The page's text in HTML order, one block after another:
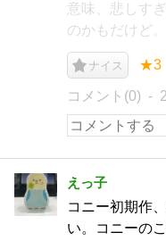
意味、悲しす
のかもだけど。
ナイス ★3
コメント(0)
えっ子
コニー初期作
い。コニーの